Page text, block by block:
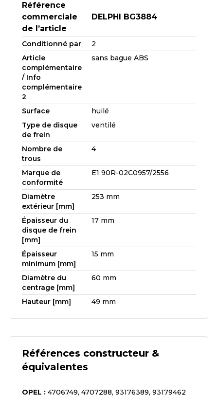
Référence
commerciale
de l’article
DELPHI BG3884
Conditionné par
2
Article
complémentaire
/ Info
complémentaire
2
sans bague ABS
Surface
huilé
Type de disque
de frein
ventilé
Nombre de
trous
4
Marque de
conformité
E1 90R-02C0957/2556
Diamètre
extérieur [mm]
253 mm
Épaisseur du
disque de frein
[mm]
17 mm
Épaisseur
minimum [mm]
15 mm
Diamètre du
centrage [mm]
60 mm
Hauteur [mm] 49 mm
Références constructeur &
équivalentes
OPEL : 4706749, 4707288, 93176389, 93179462